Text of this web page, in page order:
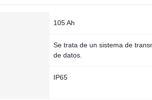
105 Ah
Se trata de un sistema de
de datos.
IP65